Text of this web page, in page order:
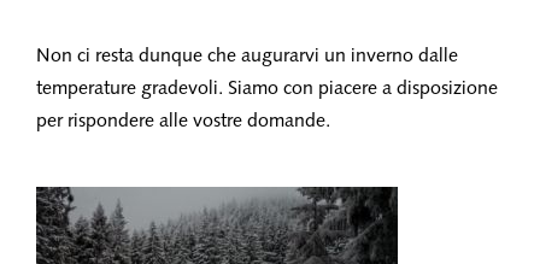
Non ci resta dunque che augurarvi un inverno dalle
temperature gradevoli. Siamo con piacere a disposizione
per rispondere alle vostre domande.